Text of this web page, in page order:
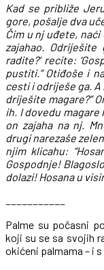
Kad se približe
gore, pošalje dva
Čim u nj uđete,
zajahao.
radite?’ recite:
pustiti.” Otiđoše i
cesti i odriješe ga.
driješite magare?”
ih. I dovedu
on zajaha na nj.
drugi narezaše
njim klicahu:
Gospodnje!
dolazi! Hosana u
Palme su počasni
koji su se sa svojih
okićeni palmama – i